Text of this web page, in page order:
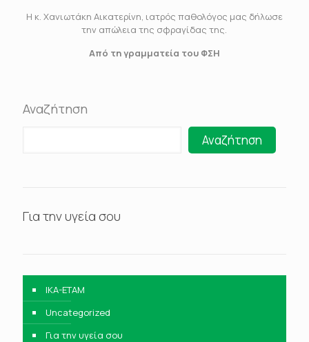
Η κ. Χανιωτάκη Αικατερίνη, ιατρός παθολόγος μας δήλωσε
την απώλεια της σφραγίδας της.
Από τη γραμματεία του ΦΣΗ
Αναζήτηση
Αναζήτηση
Για την υγεία σου
IKA-ETAM
Uncategorized
Για την υγεία σου